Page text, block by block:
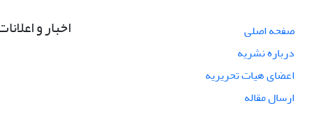
صفحه اصلی
درباره نشریه
اعضای هیات تحریریه
ارسال مقاله
اخبار و